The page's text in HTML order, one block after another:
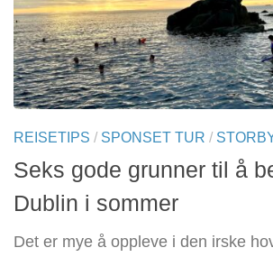
REISETIPS / SPONSET TUR /
Seks gode grunner til å
Dublin i sommer
Det er mye å oppleve i den irske